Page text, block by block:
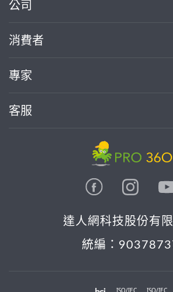
公司
消費者
專家
客服
達人網科技股份有限
統編：
ISO/IEC ISO/IEC
繼續完成